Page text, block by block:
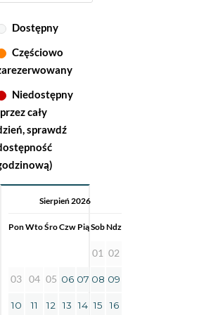
Dostępny
Częściowo
Niedostępny
cały
sprawdź
Sierpień 2026
PonWtoŚroCzw PiąSobNdz
01 02
03 04 05 06 07 08 09
10 11 12 13 14 15 16